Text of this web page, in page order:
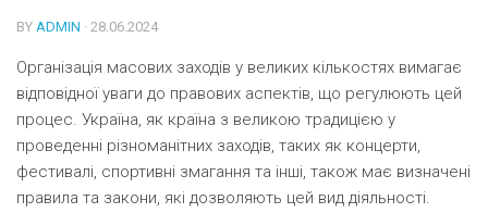
BY ADMIN · 28.06.2024
Організація масових заходів у великих кількостях вимагає
відповідної уваги до правових аспектів, що регулюють цей
процес. Україна, як країна з великою традицією у
проведенні різноманітних заходів, таких як концерти,
фестивалі, спортивні змагання та інші, також має визначені
правила та закони, які дозволяють цей вид діяльності.